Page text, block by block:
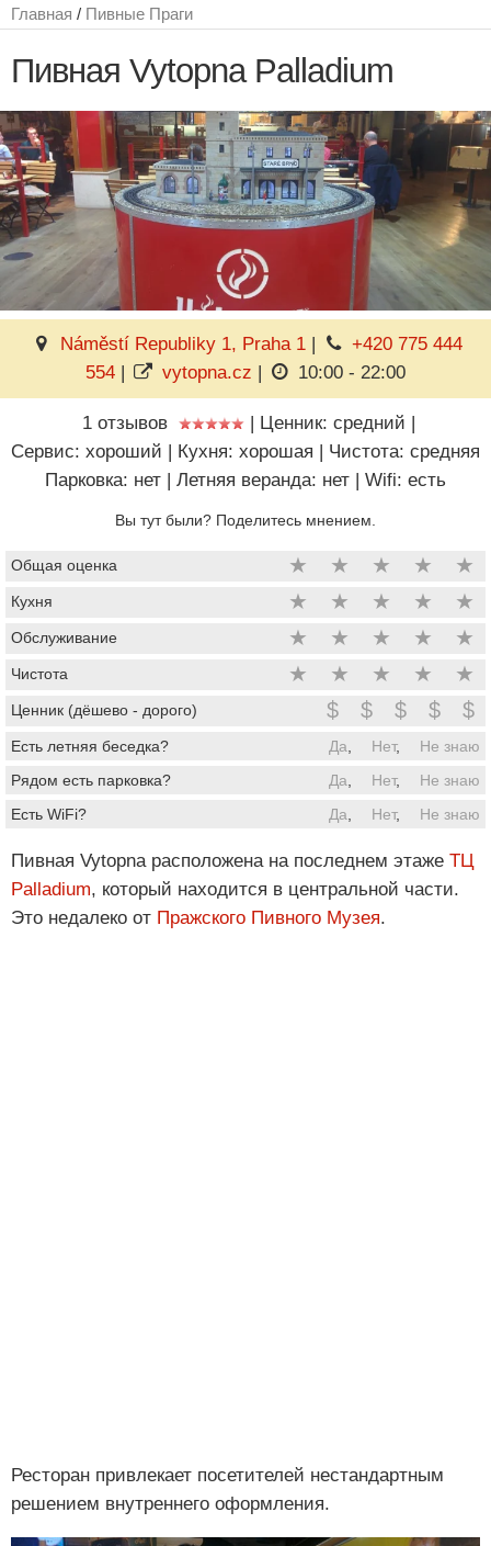
Главная / Пивные Праги
Пивная Vytopna Palladium
Náměstí Republiky 1, Praha 1|
+420 775 444
554| vytopna.cz | 10:00 - 22:00
1 отзывов | Ценник: средний |
Сервис: хороший | Кухня: хорошая | Чистота: средняя
Парковка: нет | Летняя веранда: нет | Wifi: есть
Вы тут были? Поделитесь мнением.
Общая оценка ★ ★ ★ ★ ★
Кухня ★ ★ ★ ★ ★
Обслуживание ★ ★ ★ ★ ★
Чистота ★ ★ ★ ★ ★
Ценник (дёшево - дорого) $ $ $ $ $
Есть летняя беседка? Да Нет,
Не знаю
Рядом есть парковка?
Да Нет,
Не знаю
Есть WiFi?
Да Нет, Не знаю
Пивная Vytopna расположена на последнем этаже ТЦ
Palladium, который находится в центральной части.
Это недалеко от Пражского Пивного Музея.
Ресторан привлекает посетителей нестандартным
решением внутреннего оформления.